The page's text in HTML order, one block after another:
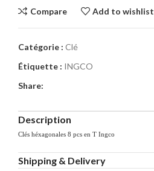
Compare Add to wishlist
Catégorie : Clé
Étiquette : INGCO
Share:
Description
Clés héxagonales 8 pcs en T Ingco
Shipping & Delivery